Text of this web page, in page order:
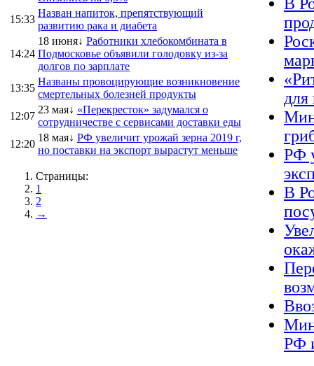
15:33
Назван напиток, препятствующий
развитию рака и диабета
14:24
18 июня↓ Работники хлебокомбината в
Подмосковье объявили голодовку из-за
долгов по зарплате
13:35
Названы провоцирующие возникновение
смертельных болезней продукты
12:07
23 мая↓ «Перекресток» задумался о
сотрудничестве с сервисами доставки еды
12:20
18 мая↓ РФ увеличит урожай зерна 2019 г,
но поставки на экспорт вырастут меньше
Страницы:
1
2
→
В
для
РФ
В
РФ